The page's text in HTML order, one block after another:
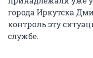
города Иркутска
контроль эту
службе.